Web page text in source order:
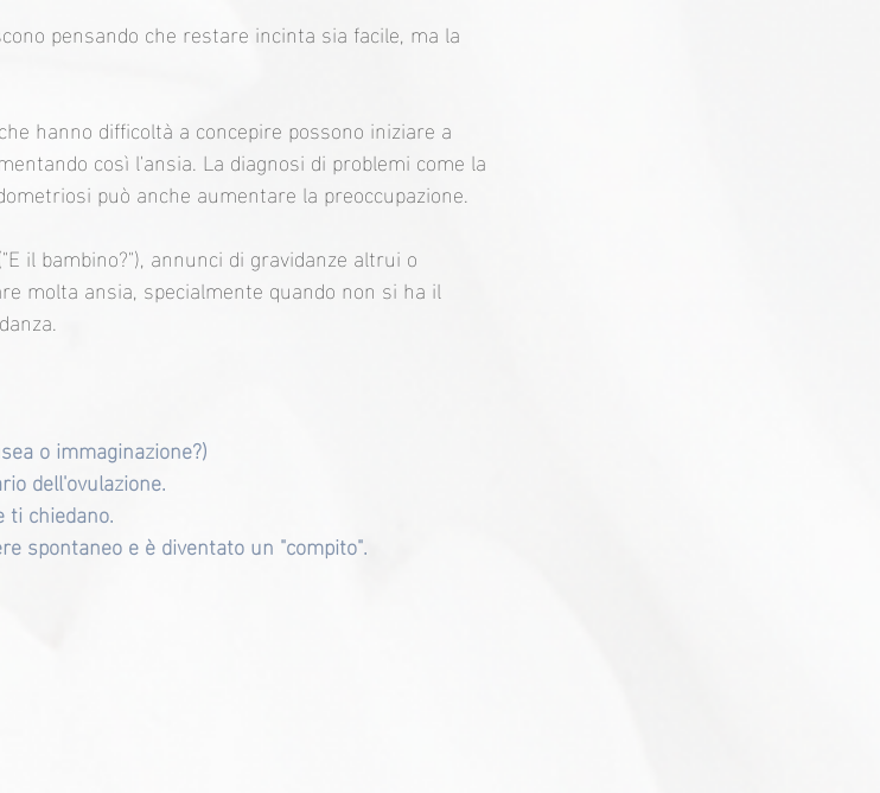
pensando che restare incinta sia facile, ma la
hanno difficoltà a concepire possono iniziare a
così l'ansia. La diagnosi di problemi come la
può anche aumentare la preoccupazione.
il bambino?"), annunci di gravidanze altrui o
molta ansia, specialmente quando non si ha il
o immaginazione?)
dell'ovulazione.
chiedano.
spontaneo e è diventato un "compito".